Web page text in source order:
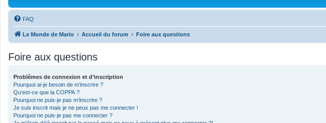
FAQ
Le Monde de Mario Accueil du forum Foire aux questions
Foire aux questions
Problèmes de connexion et d’inscription
Pourquoi ai-je besoin de m’inscrire ?
Qu’est-ce que la COPPA ?
Pourquoi ne puis-je pas m’inscrire ?
Je suis inscrit mais je ne peux pas me connecter !
Pourquoi ne puis-je pas me connecter ?